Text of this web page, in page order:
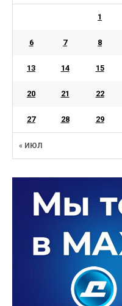
« ИЮЛ
1
6 7 8
13 14 15
20 21 22
27 28 29